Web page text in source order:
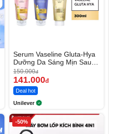
Serum Vaseline Gluta-Hya
Dưỡng Da Sáng Mịn Sau 7
Ngày
150.000đ
141.000đ
Deal hot
Unilever
-50%